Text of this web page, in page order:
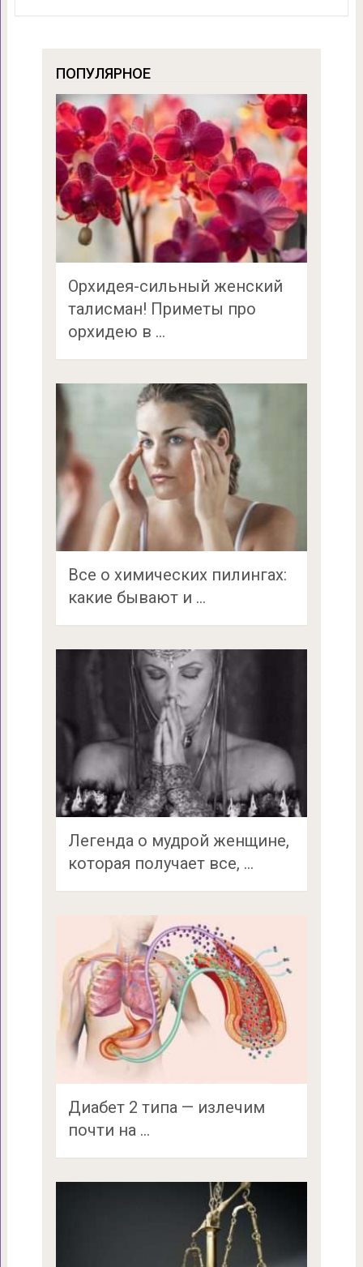
ПОПУЛЯРНОЕ
Орхидея-сильный женский
талисман! Приметы про
орхидею в …
Все о химических пилингах:
какие бывают и …
Легенда о мудрой женщине,
которая получает все, …
Диабет 2 типа — излечим
почти на …